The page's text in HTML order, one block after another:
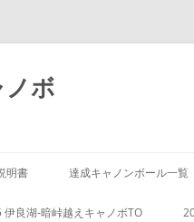
ボ
明書 達成キャノンボール一覧
伊良湖-暗峠越えキャノボTO